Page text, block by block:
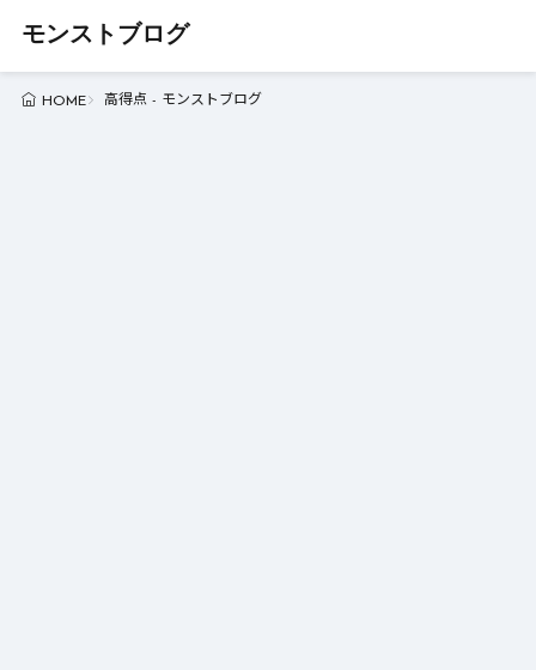
モンストブログ
HOME 高得点 - モンストブログ